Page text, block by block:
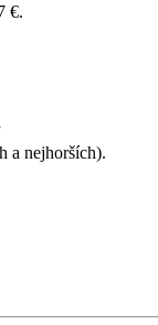
€.
a nejhorších).